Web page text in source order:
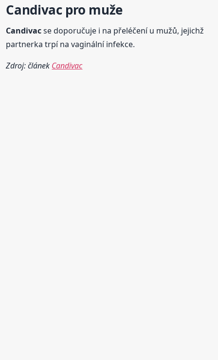
Candivacpro muže
Candivacse doporučuje i na přeléčení u mužů, jejichž
partnerka trpí na vaginální infekce.
Zdroj: článek Candivac